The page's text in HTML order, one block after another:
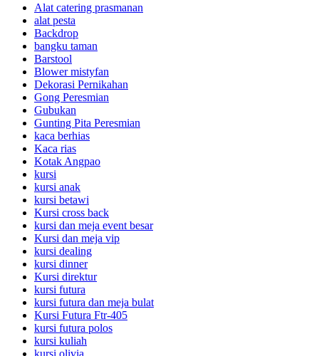
Alat catering prasmanan
alat pesta
Backdrop
bangku taman
Barstool
Blower mistyfan
Dekorasi Pernikahan
Gong Peresmian
Gubukan
Gunting Pita Peresmian
kaca berhias
Kaca rias
Kotak Angpao
kursi
kursi anak
kursi betawi
Kursi cross back
kursi dan meja event besar
Kursi dan meja vip
kursi dealing
kursi dinner
Kursi direktur
kursi futura
kursi futura dan meja bulat
Kursi Futura Ftr-405
kursi futura polos
kursi kuliah
kursi olivia